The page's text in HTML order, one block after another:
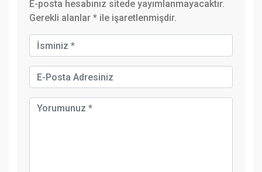
E-posta hesabınız sitede yayımlanmayacaktır.
Gerekli alanlar * ile işaretlenmişdir.